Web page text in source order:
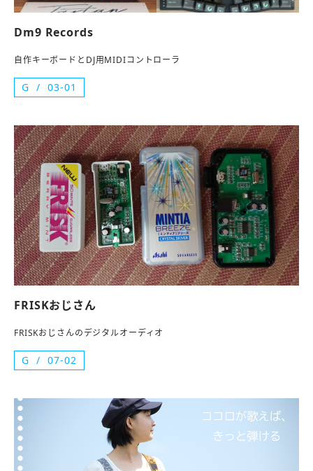
Dm9 Records
自作キーボードとDJ用MIDIコントローラ
G 03-01
FRISKおじさん
FRISKおじさんのデジタルオーディオ
G 07-02